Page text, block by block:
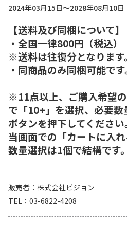
2024年03月15日～2028年08月10日
【送料及び同梱について】
・全国一律800円（税込）
※送料は往復分となります。
・同商品のみ同梱可能です
※11点以上、ご購入希望
で「10+」を選択、必要数
ボタンを押下してください
当画面での「カートに入
数量選択は1個で結構です。
販売者
株式会社ビジョン
TEL
03-6822-4208